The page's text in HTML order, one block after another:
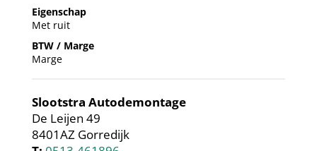
Eigenschap
Met ruit
BTW / Marge
Marge
Slootstra Autodemontage
De Leijen 49
8401AZ Gorredijk